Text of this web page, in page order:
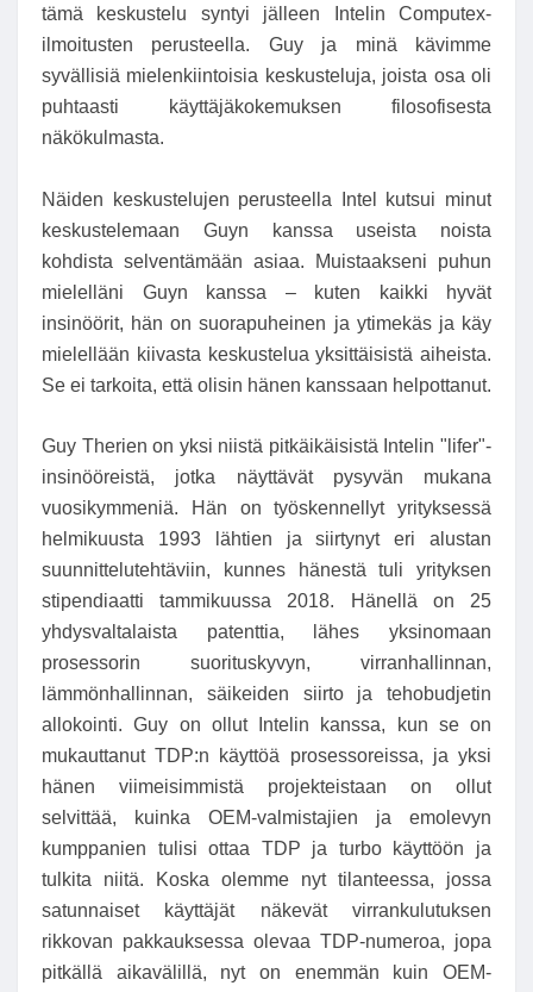
tämä keskustelu syntyi jälleen Intelin Computex-
ilmoitusten perusteella. Guy ja minä kävimme
syvällisiä mielenkiintoisia keskusteluja, joista osa oli
puhtaasti käyttäjäkokemuksen filosofisesta
näkökulmasta.
Näiden keskustelujen perusteella Intel kutsui minut
keskustelemaan Guyn kanssa useista noista
kohdista selventämään asiaa. Muistaakseni puhun
mielelläni Guyn kanssa – kuten kaikki hyvät
insinöörit, hän on suorapuheinen ja ytimekäs ja käy
mielellään kiivasta keskustelua yksittäisistä aiheista.
Se ei tarkoita, että olisin hänen kanssaan helpottanut.
Guy Therien on yksi niistä pitkäikäisistä Intelin "lifer"-
insinööreistä, jotka näyttävät pysyvän mukana
vuosikymmeniä. Hän on työskennellyt yrityksessä
helmikuusta 1993 lähtien ja siirtynyt eri alustan
suunnittelutehtäviin, kunnes hänestä tuli yrityksen
stipendiaatti tammikuussa 2018. Hänellä on 25
yhdysvaltalaista patenttia, lähes yksinomaan
prosessorin suorituskyvyn, virranhallinnan,
lämmönhallinnan, säikeiden siirto ja tehobudjetin
allokointi. Guy on ollut Intelin kanssa, kun se on
mukauttanut TDP:n käyttöä prosessoreissa, ja yksi
hänen viimeisimmistä projekteistaan ​​on ollut
selvittää, kuinka OEM-valmistajien ja emolevyn
kumppanien tulisi ottaa TDP ja turbo käyttöön ja
tulkita niitä. Koska olemme nyt tilanteessa, jossa
satunnaiset käyttäjät näkevät virrankulutuksen
rikkovan pakkauksessa olevaa TDP-numeroa, jopa
pitkällä aikavälillä, nyt on enemmän kuin OEM-